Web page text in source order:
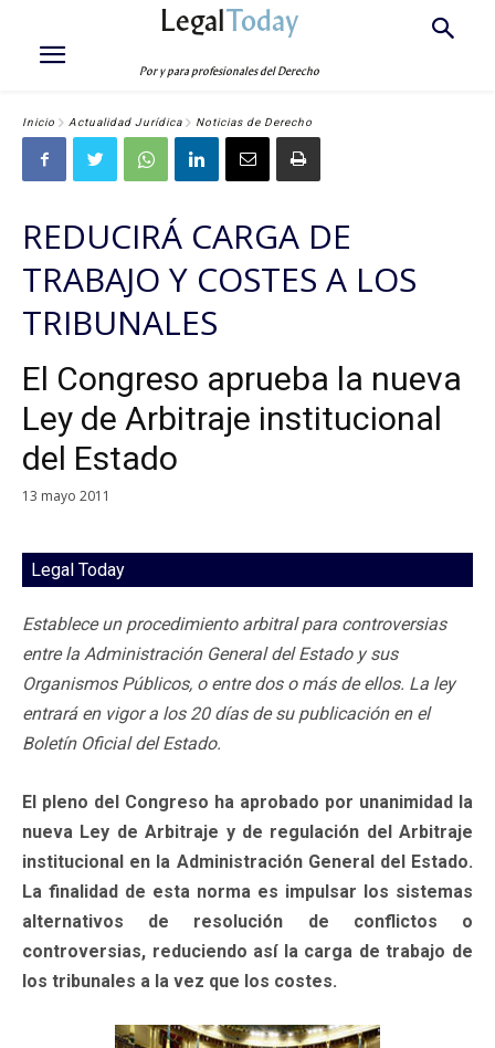
LegalToday
Por y para profesionales del Derecho
Inicio Actualidad Jurídica Noticias de Derecho
REDUCIRÁ CARGA DE
TRABAJO Y COSTES A LOS
TRIBUNALES
El Congreso aprueba la nueva
Ley de Arbitraje institucional
del Estado
13 mayo 2011
Legal Today
Establece un procedimiento arbitral para controversias
entre la Administración General del Estado y sus
Organismos Públicos, o entre dos o más de ellos. La ley
entrará en vigor a los 20 días de su publicación en el
Boletín Oficial del Estado.
El pleno del Congreso ha aprobado por unanimidad la
nueva Ley de Arbitraje y de regulación del Arbitraje
institucional en la Administración General del Estado.
La finalidad de esta norma es impulsar los sistemas
alternativos de resolución de conflictos o
controversias, reduciendo así la carga de trabajo de
los tribunales a la vez que los costes.